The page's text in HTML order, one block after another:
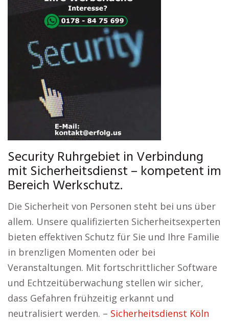
Security Ruhrgebiet in Verbindung
mit Sicherheitsdienst – kompetent im
Bereich Werkschutz.
Die Sicherheit von Personen steht bei uns über
allem. Unsere qualifizierten Sicherheitsexperten
bieten effektiven Schutz für Sie und Ihre Familie
in brenzligen Momenten oder bei
Veranstaltungen. Mit fortschrittlicher Software
und Echtzeitüberwachung stellen wir sicher,
dass Gefahren frühzeitig erkannt und
neutralisiert werden. – Sicherheitsdienst Köln